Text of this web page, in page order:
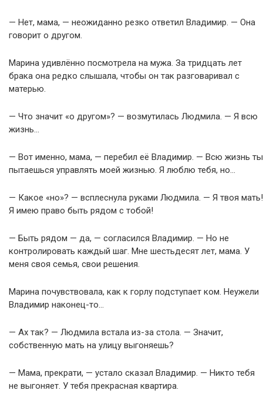
— Нет, мама, — неожиданно резко ответил Владимир. — Она
говорит о другом.
Марина удивлённо посмотрела на мужа. За тридцать лет
брака она редко слышала, чтобы он так разговаривал с
матерью.
— Что значит «о другом»? — возмутилась Людмила. — Я всю
жизнь…
— Вот именно, мама, — перебил её Владимир. — Всю жизнь ты
пытаешься управлять моей жизнью. Я люблю тебя, но…
— Какое «но»? — всплеснула руками Людмила. — Я твоя мать!
Я имею право быть рядом с тобой!
— Быть рядом — да, — согласился Владимир. — Но не
контролировать каждый шаг. Мне шестьдесят лет, мама. У
меня своя семья, свои решения.
Марина почувствовала, как к горлу подступает ком. Неужели
Владимир наконец-то…
— Ах так? — Людмила встала из-за стола. — Значит,
собственную мать на улицу выгоняешь?
— Мама, прекрати, — устало сказал Владимир. — Никто тебя
не выгоняет. У тебя прекрасная квартира.